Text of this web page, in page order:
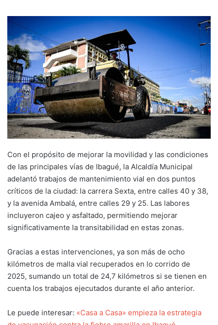
Con el propósito de mejorar la movilidad y las condiciones
de las principales vías de Ibagué, la Alcaldía Municipal
adelantó trabajos de mantenimiento vial en dos puntos
críticos de la ciudad: la carrera Sexta, entre calles 40 y 38,
y la avenida Ambalá, entre calles 29 y 25. Las labores
incluyeron cajeo y asfaltado, permitiendo mejorar
significativamente la transitabilidad en estas zonas.
Gracias a estas intervenciones, ya son más de ocho
kilómetros de malla vial recuperados en lo corrido de
2025, sumando un total de 24,7 kilómetros si se tienen en
cuenta los trabajos ejecutados durante el año anterior.
Le puede interesar: «Casa a Casa» empieza la estrategia